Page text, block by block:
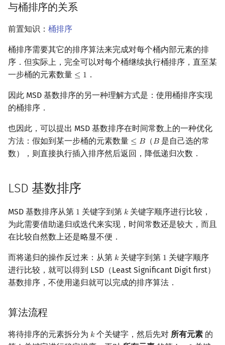
与桶排序的关系
前置知识： 桶排序
桶排序需要其它的排序算法来完成对每个桶内部元素的排
序．但实际上，完全可以对每个桶继续执行桶排序，直至某
一步桶的元素数量 ≤ 1
≤1 ．
因此 MSD 基数排序的另一种理解方式是：使用桶排序实现
的桶排序．
也因此，可以提出 MSD 基数排序在时间常数上的一种优化
方法：假如到某一步桶的元素数量 ≤ 𝐵
≤B （𝐵
B 是自己选的常
数），则直接执行插入排序然后返回，降低递归次数．
LSD 基数排序
MSD 基数排序从第 1
1 关键字到第 𝑘
k 关键字顺序进行比较，
为此需要借助递归或迭代来实现，时间常数还是较大，而且
在比较自然数上还是略显不便．
而将递归的操作反过来：从第 𝑘
k 关键字到第 1
1 关键字顺序
进行比较，就可以得到 LSD（Least Significant Digit first）
基数排序，不使用递归就可以完成的排序算法．
算法流程
将待排序的元素拆分为 𝑘
k 个关键字，然后先对 所有元素 的